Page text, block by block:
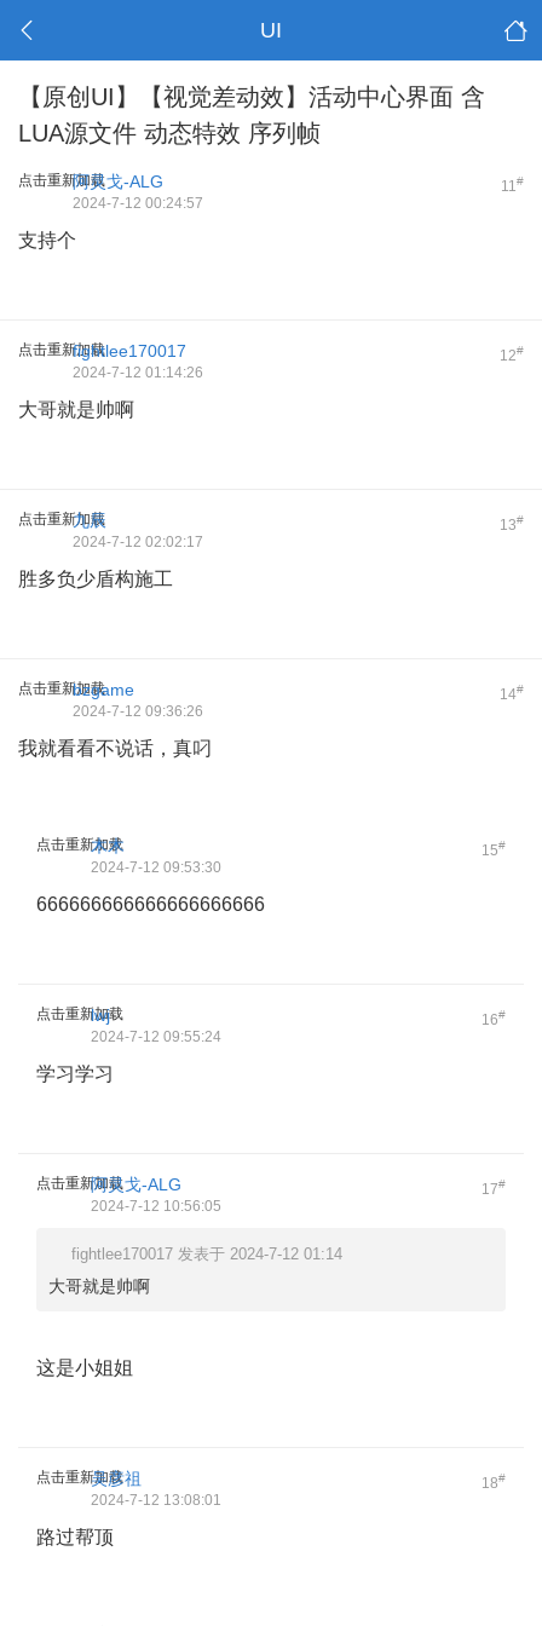
UI
【原创UI】【视觉差动效】活动中心界面 含
LUA源文件 动态特效 序列帧
点击重新加载 11#
阿灵戈-ALG
2024-7-12 00:24:57
支持个
点击重新加载 12#
fightlee170017
2024-7-12 01:14:26
大哥就是帅啊
点击重新加载 13#
九辰
2024-7-12 02:02:17
胜多负少盾构施工
点击重新加载 14#
bzgame
2024-7-12 09:36:26
我就看看不说话，真叼
点击重新加载 15#
木木
2024-7-12 09:53:30
666666666666666666666
点击重新加载 16#
lwj
2024-7-12 09:55:24
学习学习
点击重新加载 17#
阿灵戈-ALG
2024-7-12 10:56:05
fightlee170017 发表于 2024-7-12 01:14
大哥就是帅啊
这是小姐姐
点击重新加载 18#
吴彦祖
2024-7-12 13:08:01
路过帮顶